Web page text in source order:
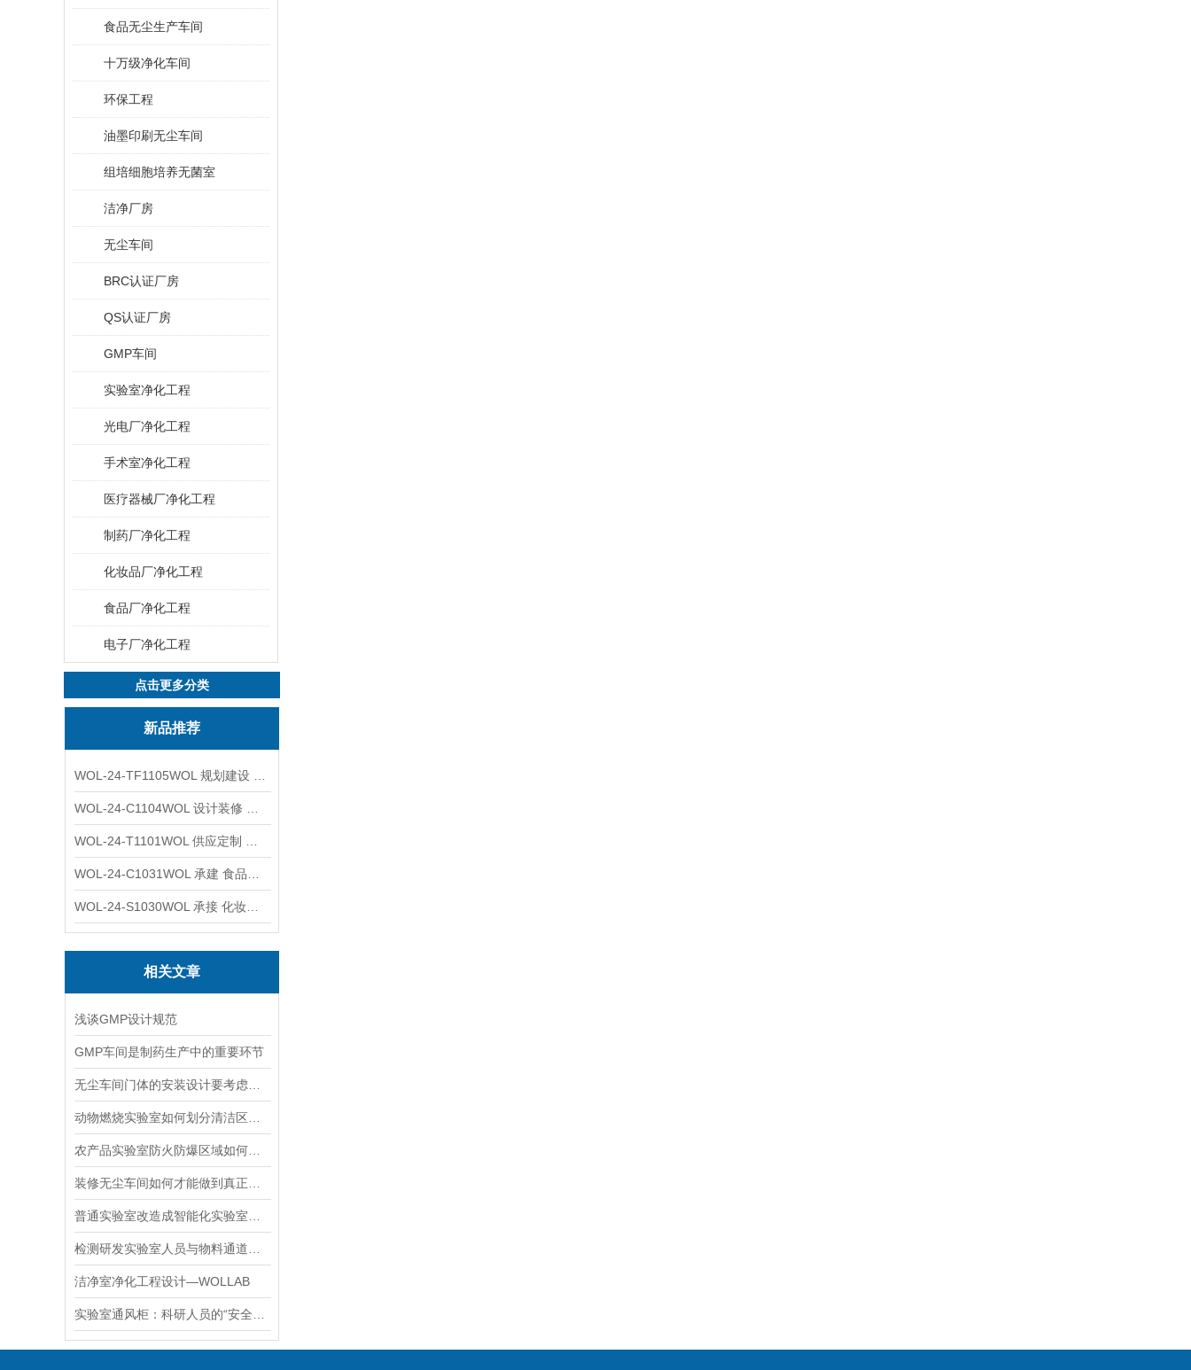
食品无尘生产车间
十万级净化车间
环保工程
油墨印刷无尘车间
组培细胞培养无菌室
洁净厂房
无尘车间
BRC认证厂房
QS认证厂房
GMP车间
实验室净化工程
光电厂净化工程
手术室净化工程
医疗器械厂净化工程
制药厂净化工程
化妆品厂净化工程
食品厂净化工程
电子厂净化工程
点击更多分类
新品推荐
相关文章
浅谈GMP设计规范
GMP车间是制药生产中的重要环节
洁净室净化工程设计—WOLLAB